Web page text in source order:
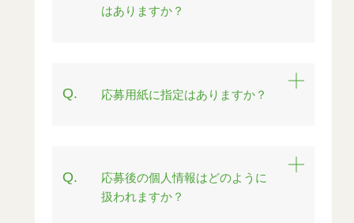
はありますか？
Q. 応募用紙に指定はありますか？
Q.
応募後の個人情報はどのように
扱われますか？